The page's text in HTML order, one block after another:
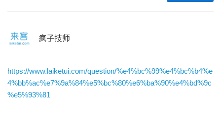
疯子技师
https://www.laiketui.com/question/%e4%bc%99%e4%bc%b4%e
4%bb%ac%e7%9a%84%e5%bc%80%e6%ba%90%e4%bd%9c
%e5%93%81